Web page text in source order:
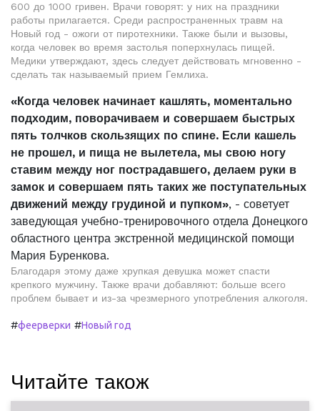
600 до 1000 гривен. Врачи говорят: у них на праздники
работы прилагается. Среди распространенных травм на
Новый год - ожоги от пиротехники. Также были и вызовы,
когда человек во время застолья поперхнулась пищей.
Медики утверждают, здесь следует действовать мгновенно -
сделать так называемый прием Гемлиха.
«Когда человек начинает кашлять, моментально
подходим, поворачиваем и совершаем быстрых
пять толчков скользящих по спине. Если кашель
не прошел, и пища не вылетела, мы свою ногу
ставим между ног пострадавшего, делаем руки в
замок и совершаем пять таких же поступательных
движений между грудиной и пупком», - советует
заведующая учебно-тренировочного отдела Донецкого
областного центра экстренной медицинской помощи
Мария Буренкова.
Благодаря этому даже хрупкая девушка может спасти
крепкого мужчину. Также врачи добавляют: больше всего
проблем бывает и из-за чрезмерного употребления алкоголя.
#феерверки #Новый год
Читайте також